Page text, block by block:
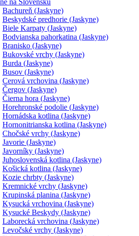
Bachureň (Jaskyne)
Beskydské predhorie (Jaskyne)
Biele Karpaty (Jaskyne)
Bodvianska pahorkatina (Jaskyne)
Branisko (Jaskyne)
Bukovské vrchy (Jaskyne)
Burda (Jaskyne)
Busov (Jaskyne)
Cerová vrchovina (Jaskyne)
Čergov (Jaskyne)
Čierna hora (Jaskyne)
Horehronské podolie (Jaskyne)
Hornádska kotlina (Jaskyne)
Hornonitrianska kotlina (Jaskyne)
Chočské vrchy (Jaskyne)
Javorie (Jaskyne)
Javorníky (Jaskyne)
Juhoslovenská kotlina (Jaskyne)
Košická kotlina (Jaskyne)
Kozie chrbty (Jaskyne)
Kremnické vrchy (Jaskyne)
Krupinská planina (Jaskyne)
Kysucká vrchovina (Jaskyne)
Kysucké Beskydy (Jaskyne)
Laborecká vrchovina (Jaskyne)
Levočské vrchy (Jaskyne)